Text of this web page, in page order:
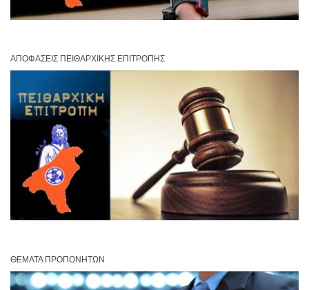
ΑΠΟΦΆΣΕΙΣ ΠΕΙΘΑΡΧΙΚΉΣ ΕΠΙΤΡΟΠΉΣ
ΘΈΜΑΤΑ ΠΡΟΠΟΝΗΤΏΝ